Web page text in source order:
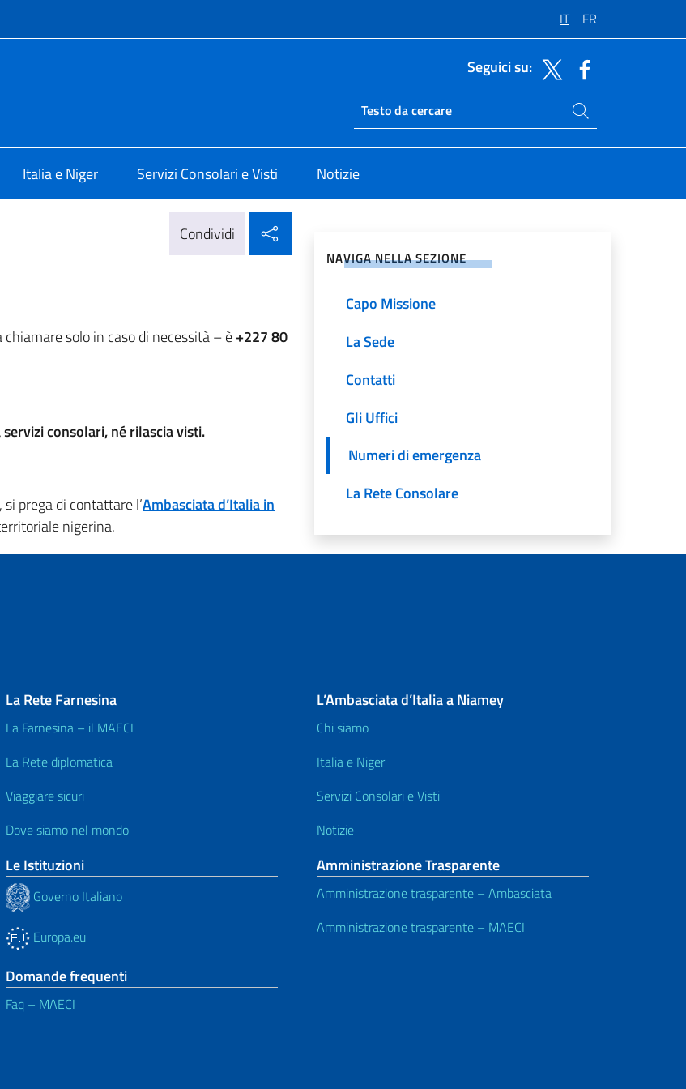
IT FR
Seguici su:
Ricerca sito live
Cerca nel sito
Italia e Niger Servizi Consolari e Visti Notizie
Condividi
solo in caso di necessità – è+227 80
consolari, né rilascia visti.
prega di contattare l’Ambasciata d’Italia in
nigerina.
NAVIGA NELLA SEZIONE
Capo Missione
La Sede
Contatti
Gli Uffici
Numeri di emergenza
La Rete Consolare
La Rete Farnesina
La Farnesina – il MAECI
La Rete diplomatica
Viaggiare sicuri
Dove siamo nel mondo
Le Istituzioni
Governo Italiano
Europa.eu
Domande frequenti
Faq – MAECI
L’Ambasciata d’Italia a Niamey
Chi siamo
Italia e Niger
Servizi Consolari e Visti
Notizie
Amministrazione Trasparente
Amministrazione trasparente – Ambasciata
Amministrazione trasparente – MAECI